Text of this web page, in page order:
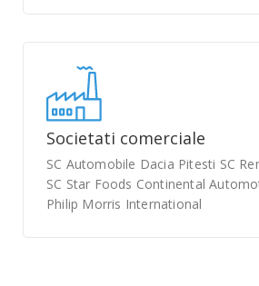
Societati comerciale
SC Automobile Dacia Pitesti SC
SC Star Foods Continental
Philip Morris International